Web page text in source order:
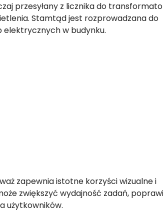
przesyłany z licznika do
Stamtąd jest rozprowadzana do
w budynku.
zapewnia istotne korzyści wizualne i
zwiększyć wydajność zadań,
użytkowników.